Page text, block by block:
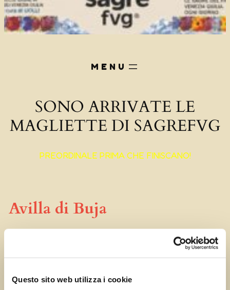
Questo sito web utilizza i cookie
SONO ARRIVATE LE
MAGLIETTE DI SAGREFVG
PREORDINALE PRIMA CHE FINISCANO!
Avilla di Buja